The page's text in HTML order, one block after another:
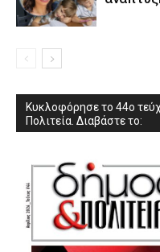
Κυκλοφόρησε το 44ο
Πολιτεία. Διαβάστε το: